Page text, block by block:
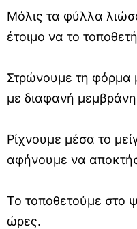
Μόλις τα φύλλα
έτοιμο να το
Στρώνουμε τη φόρμα
με διαφανή
Ρίχνουμε μέσα το
αφήνουμε να
Το τοποθετούμε στο
ώρες.